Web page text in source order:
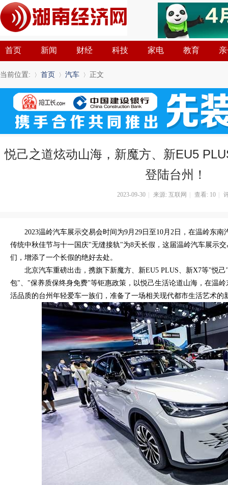
首页 新闻 财经 科技 家电 教育
当前位置: 首页
›
汽车
›
正文
悦己之道炫动山海，新魔方、新EU5
登陆台州！
2023-09-30 来源: 互联网 查看: 10
2023温岭汽车展示交易会时间为9月29日至10月2日，在温岭东
传统中秋佳节与十一国庆"无缝接轨"为8天长假，这届温岭汽车展示
们，增添了一个长假的绝好去处。
北京汽车重磅出击，携旗下新魔方、新EU5 PLUS、新X7等"悦
包"、"保养质保终身免费"等钜惠政策，以悦己生活论道山海，在温
活品质的台州年轻爱车一族们，准备了一场相关现代都市生活艺术的